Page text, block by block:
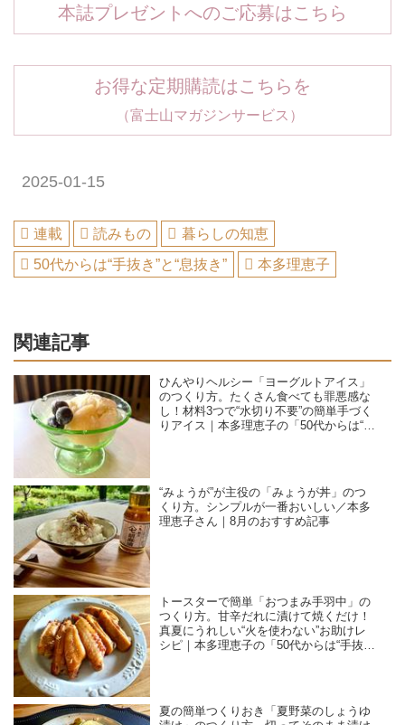
本誌プレゼントへのご応募はこちら
お得な定期購読はこちらを
（富士山マガジンサービス）
2025-01-15
連載 読みもの
暮らしの知恵
50代からは“手抜き”と“息抜き”
本多理恵子
関連記事
ひんやりヘルシー「ヨーグルトアイス」
のつくり方。たくさん食べても罪悪感な
し！材料3つで“水切り不要”の簡単手づく
りアイス｜本多理恵子の「50代からは“手
“みょうが”が主役の「みょうが丼」のつ
くり方。シンプルが一番おいしい／本多
理恵子さん｜8月のおすすめ記事
トースターで簡単「おつまみ手羽中」の
つくり方。甘辛だれに漬けて焼くだけ！
真夏にうれしい“火を使わない”お助けレ
シピ｜本多理恵子の「50代からは“手抜
夏の簡単つくりおき「夏野菜のしょうゆ